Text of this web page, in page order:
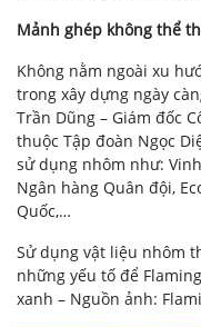
Mảnh ghép không thể
Không nằm ngoài xu
trong xây dựng ngày
Trần Dũng – Giám đốc
thuộc Tập đoàn Ngọc
sử dụng nhôm như:
Ngân hàng Quân đội,
Quốc,…
Sử dụng vật liệu nhôm
những yếu tố để
xanh – Nguồn ảnh: